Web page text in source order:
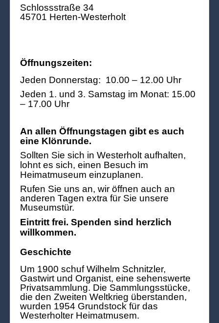
Schlossstraße 34
45701 Herten-Westerholt
Öffnungszeiten:
Jeden Donnerstag: 10.00 – 12.00 Uhr
Jeden 1. und 3. Samstag im Monat: 15.00
– 17.00 Uhr
An allen Öffnungstagen gibt es auch
eine Klönrunde.
Sollten Sie sich in Westerholt aufhalten,
lohnt es sich, einen Besuch im
Heimatmuseum einzuplanen.
Rufen Sie uns an, wir öffnen auch an
anderen Tagen extra für Sie unsere
Museumstür.
Eintritt frei. Spenden sind herzlich
willkommen.
Geschichte
Um 1900 schuf Wilhelm Schnitzler,
Gastwirt und Organist, eine sehenswerte
Privatsammlung. Die Sammlungsstücke,
die den Zweiten Weltkrieg überstanden,
wurden 1954 Grundstock für das
Westerholter Heimatmusem.